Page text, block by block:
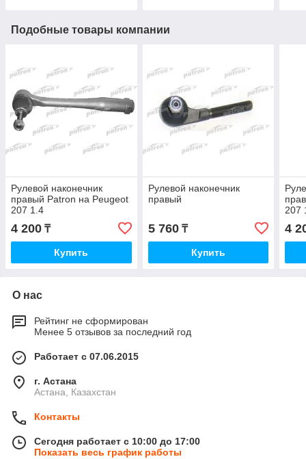
Подобные товары компании
Рулевой наконечник
правый Patron на Peugeot
207 1.4
4 200 ₸
Купить
Рулевой наконечник
правый
5 760₸
Купить
207
4
О нас
Рейтинг не сформирован
Менее 5 отзывов за последний год
Работает с 07.06.2015
г. Астана
Астана, Казахстан
Контакты
Сегодня работает с 10:00 до 17:00
Показать весь график работы